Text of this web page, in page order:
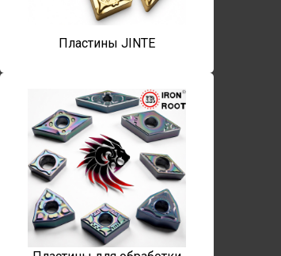
Пластины JINTE